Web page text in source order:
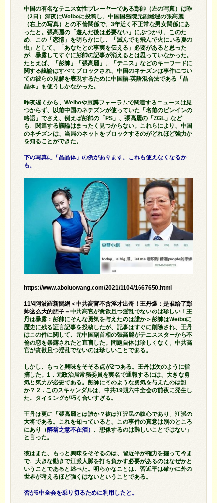
中国の有名なテニス女性プレーヤーである彭帥（左の写真）は昨
（2日）深夜にWeiboに投稿し、中国国務院元副総理の張高麗
（右上の写真）との不倫関係で、3年近く不正常な男女関係にあ
ったと。張高麗の「遊んだ後は必要ない」にぶつかり、このた
め、この「恋情」を明らかにし、「滅んでも飛んで火にいる夏の
虫」として、「あなたとの事実を伝える」必要があると思った
が、暴露してすぐに彭帥の記事が消えるとは思っていなかった。
たとえば、「彭帥」「張高麗」、「テニス」などのキーワードに
関する議論はすべてブロックされ、中国のネチズンは事件につい
ての彼らの見解を表現するために中国語-英語混合法である「晶
晶体」を使うしかなかった。
昨夜遅くから、Weiboや豆瓣フォーラムで関連するニュースは見
つからず、以前中国のネチズンが使っていた「名前のピンインの
略語」でさえ、例えば彭帥の「PS」、張高麗の「ZGL」など
も、関連する議論はまったく見つからない。これらにより、中国
のネチズンは、当局のネットをブロックするのがどれほど強力か
を知ることができた。
下の写真に「晶晶体」の例があります。これも使えなくなるか
も。
https://www.aboluowang.com/2021/1104/1667650.html
11/4阿波羅新聞網＜中共高官不贪淫才出奇！王丹爆：是谁给了彭
帅这么大的胆子＝中共高官が貪欲且つ淫乱でないのは珍しい！王
丹は暴露：彭帥にそんな勇気を与えたのは誰か＞彭帥はWeiboに
歴史に残る証言記事を投稿したが、記事はすぐに削除され、王丹
はこの件に関して、元中国副首相の張高麗がテニススターから不
倫の恋を暴露されたと直言した。問題自体は珍しくなく、中共高
官が貪欲且つ淫乱でないのは珍しいことである。
しかし、もっと興味をそそる点が2つある。王丹は次のように指
摘した。1．元政治局常務委員を実名で通報するには、大きな勇
気と気力が必要である。彭帥にそのような勇気を与えたのは誰
か？ 2．このスキャンダルは、中共19期六中全会の前夜に発生し
た。タイミングが巧く合いすぎる。
王丹は更に「張高麗とは誰か？彼は江沢民の腹心であり、江派の
大将である。これを知っていると、この事件の真意は別のところ
にあり（醉翁之意不在酒）
、想像するのは難しいことではない」
と言った。
彼はまた、もっと興味をそそるのは、習近平が権力を握って今ま
で、大きな動きで江派人脈を打ち負かす必要があるのはなぜかと
いうことであると述べた。明らかなことは、習近平は確かに外の
世界が考えるほど強くはないということである。
習が6中全会を乗り切るために利用したと。